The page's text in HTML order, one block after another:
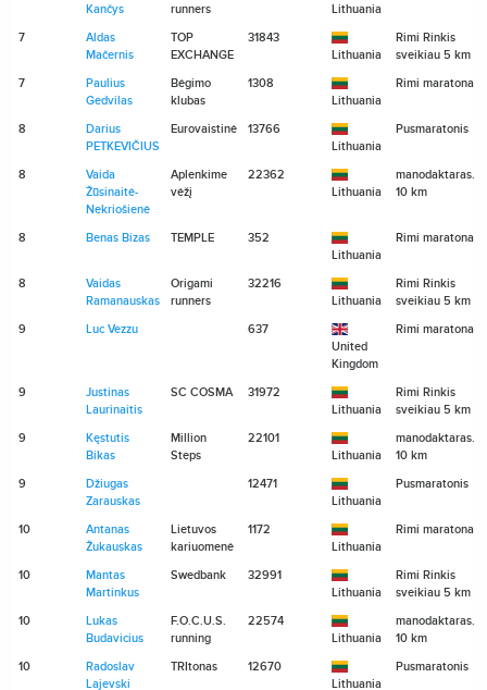
Kančys
runners
Lithuania
7
Aldas
Mačernis
TOP
EXCHANGE
31843
Lithuania
Rimi Rinkis
sveikiau 5 km
7
Paulius
Gedvilas
Bėgimo
klubas
1308
Lithuania
Rimi maratonas
8
Darius
PETKEVIČIUS
Eurovaistinė
13766
Lithuania
Pusmaratonis
8
Vaida
Žūsinaitė-
Nekriošienė
Aplenkime
vėžį
22362
Lithuania
manodaktaras.lt
10 km
8 Benas Bizas TEMPLE
352
Lithuania
Rimi maratonas
8
Vaidas
Ramanauskas
Origami
runners
32216
Lithuania
Rimi Rinkis
sveikiau 5 km
9
Luc Vezzu
637
United
Kingdom
Rimi maratonas
9
Justinas
Laurinaitis
SC COSMA
31972
Lithuania
Rimi Rinkis
sveikiau 5 km
9
Kęstutis
Bikas
Million
Steps
22101
Lithuania
manodaktaras.lt
10 km
9
Džiugas
Zarauskas
12471
Lithuania
Pusmaratonis
10
Antanas
Žukauskas
Lietuvos
kariuomenė
1172
Lithuania
Rimi maratonas
10
Mantas
Martinkus
Swedbank
32991
Lithuania
Rimi Rinkis
sveikiau 5 km
10
Lukas
Budavicius
F.O.C.U.S.
running
22574
Lithuania
manodaktaras.lt
10 km
10
Radoslav
Lajevski
TRItonas
12670
Lithuania
Pusmaratonis